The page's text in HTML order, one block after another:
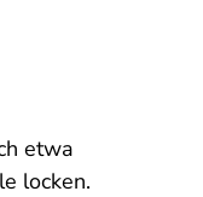
etwa
locken.